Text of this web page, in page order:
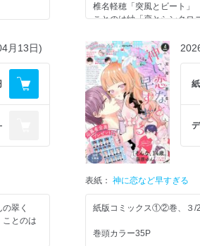
椎名軽穂「突風とビート」
ことのは紬「恋とシンクロ
ドルになるかもしれない」
アリハラナオ「白銀シロの
桃白茉乃「だってこれが初恋
別冊ふろく [別マ BABY 7月
中河友里、小山周、小松有
斗、一ノ瀬ハルコ
月13日)
翠く
とのは
紙
表紙：神に恋など早すぎる
紙版コミックス①②巻、３/
巻頭カラー35P